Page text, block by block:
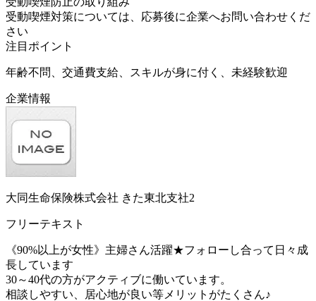
受動喫煙対策については、応募後に企業へお問い合わせくだ
さい
注目ポイント
年齢不問、交通費支給、スキルが身に付く、未経験歓迎
企業情報
大同生命保険株式会社 きた東北支社2
フリーテキスト
《90%以上が女性》主婦さん活躍★フォローし合って日々成
長しています
30～40代の方がアクティブに働いています。
相談しやすい、居心地が良い等メリットがたくさん♪